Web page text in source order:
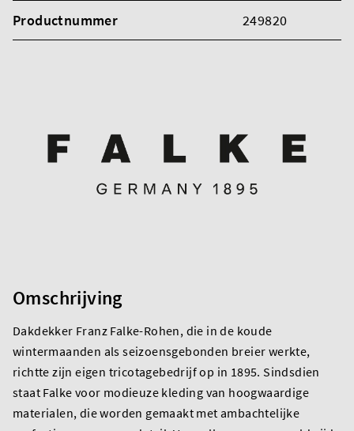
Productnummer 249820
Omschrijving
Dakdekker Franz Falke-Rohen, die in de koude
wintermaanden als seizoensgebonden breier werkte,
richtte zijn eigen tricotagebedrijf op in 1895. Sindsdien
staat Falke voor modieuze kleding van hoogwaardige
materialen, die worden gemaakt met ambachtelijke